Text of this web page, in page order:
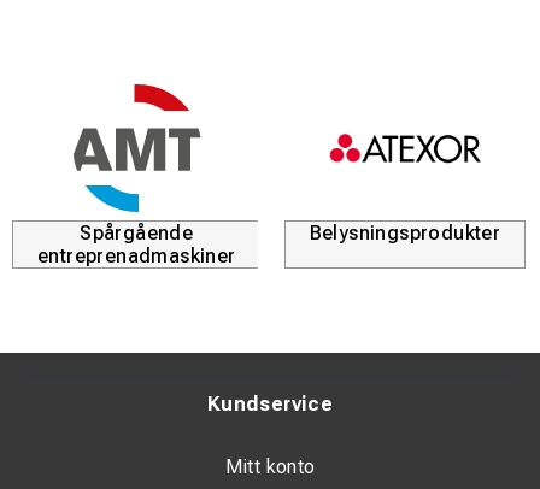
Spårgående
entreprenadmaskiner
Belysningsprodukter
Kundservice
Mitt konto